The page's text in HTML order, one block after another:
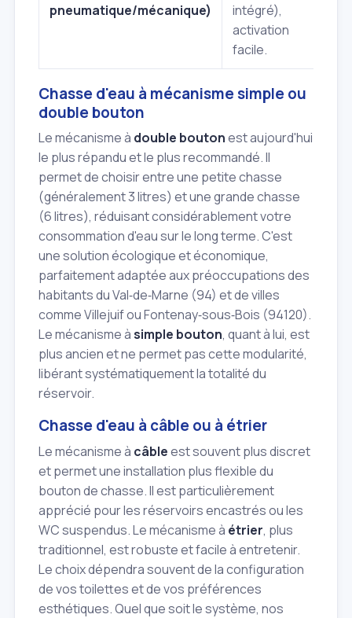
pneumatique/mécanique)
intégré),
activation
facile.
Chasse d'eau à mécanisme simple ou
double bouton
Le mécanisme à double boutonest aujourd'hui
le plus répandu et le plus recommandé. Il
permet de choisir entre une petite chasse
(généralement 3 litres) et une grande chasse
(6 litres), réduisant considérablement votre
consommation d'eau sur le long terme. C'est
une solution écologique et économique,
parfaitement adaptée aux préoccupations des
habitants du Val‑de‑Marne (94) et de villes
comme Villejuif ou Fontenay‑sous‑Bois (94120).
Le mécanisme àsimple bouton, quant à lui, est
plus ancien et ne permet pas cette modularité,
libérant systématiquement la totalité du
réservoir.
Chasse d'eau à câble ou à étrier
Le mécanisme à câbleest souvent plus discret
et permet une installation plus flexible du
bouton de chasse. Il est particulièrement
apprécié pour les réservoirs encastrés ou les
WC suspendus. Le mécanisme à étrier, plus
traditionnel, est robuste et facile à entretenir.
Le choix dépendra souvent de la configuration
de vos toilettes et de vos préférences
esthétiques. Quel que soit le système, nos